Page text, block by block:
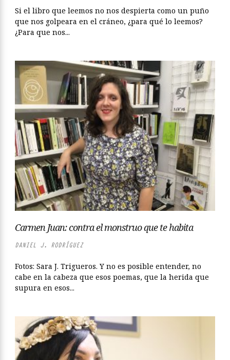
Si el libro que leemos no nos despierta como un puño
que nos golpeara en el cráneo, ¿para qué lo leemos?
¿Para que nos...
Carmen Juan: contra el monstruo que te habita
DANIEL J. RODRÍGUEZ
Fotos: Sara J. Trigueros. Y no es posible entender, no
cabe en la cabeza que esos poemas, que la herida que
supura en esos...